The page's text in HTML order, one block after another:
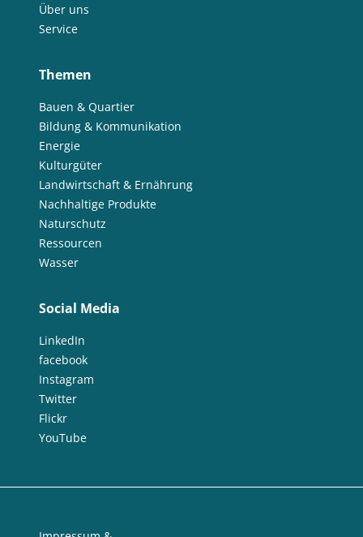
Über uns
Service
Themen
Bauen & Quartier
Bildung & Kommunikation
Energie
Kulturgüter
Landwirtschaft & Ernährung
Nachhaltige Produkte
Naturschutz
Ressourcen
Wasser
Social Media
LinkedIn
facebook
Instagram
Twitter
Flickr
YouTube